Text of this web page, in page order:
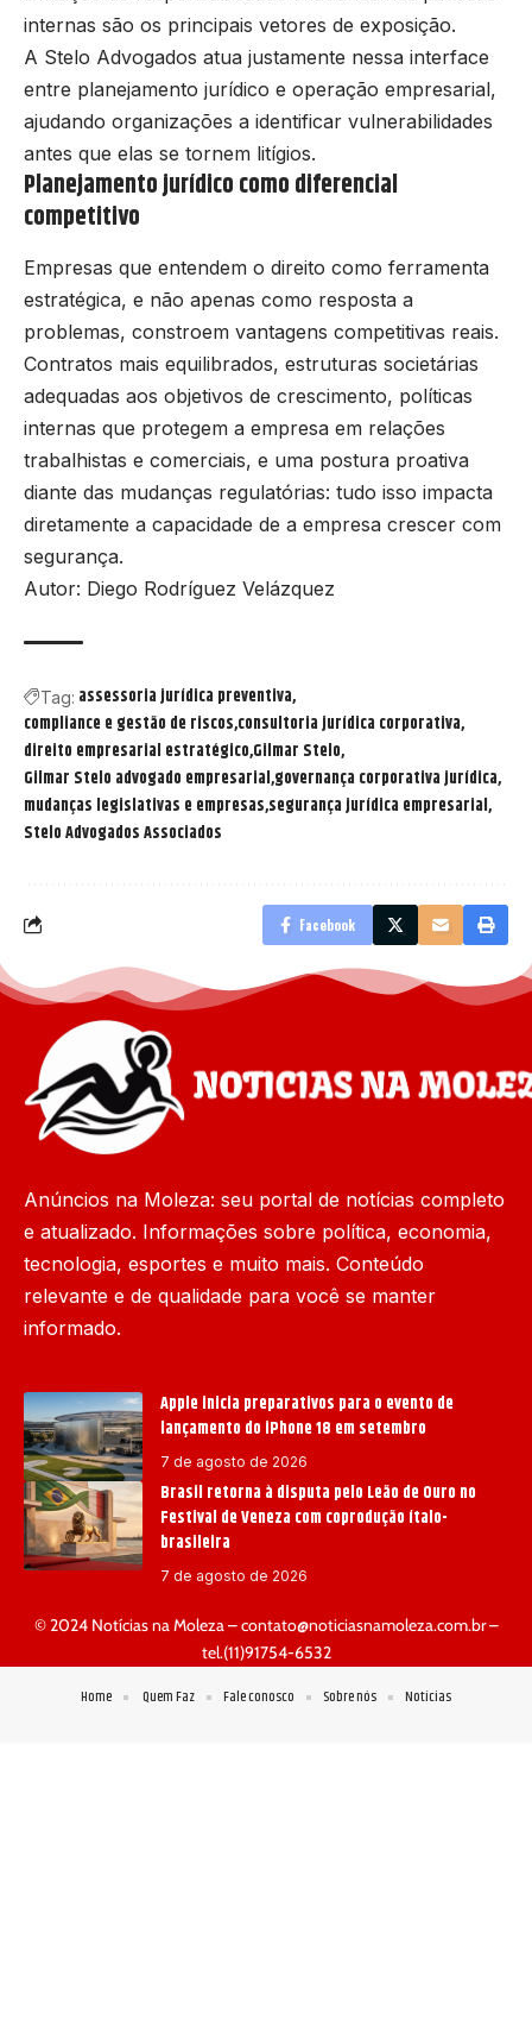
internas são os principais vetores de exposição.
A Stelo Advogados atua justamente nessa interface
entre planejamento jurídico e operação empresarial,
ajudando organizações a identificar vulnerabilidades
antes que elas se tornem litígios.
Planejamento jurídico como diferencial
competitivo
Empresas que entendem o direito como ferramenta
estratégica, e não apenas como resposta a
problemas, constroem vantagens competitivas reais.
Contratos mais equilibrados, estruturas societárias
adequadas aos objetivos de crescimento, políticas
internas que protegem a empresa em relações
trabalhistas e comerciais, e uma postura proativa
diante das mudanças regulatórias: tudo isso impacta
diretamente a capacidade de a empresa crescer com
segurança.
Autor: Diego Rodríguez Velázquez
Tag: assessoria jurídica preventiva
compliance e gestão de riscos consultoria jurídica corporativa
direito empresarial estratégico Gilmar Stelo
Gilmar Stelo advogado empresarial governança corporativa jurídica
mudanças legislativas e empresas segurança jurídica empresarial
Stelo Advogados Associados
Facebook
Anúncios na Moleza: seu portal de notícias completo
e atualizado. Informações sobre política, economia,
tecnologia, esportes e muito mais. Conteúdo
relevante e de qualidade para você se manter
informado.
Apple inicia preparativos para o evento de
lançamento do iPhone 18 em setembro
7 de agosto de 2026
Brasil retorna à disputa pelo Leão de Ouro no
Festival de Veneza com coprodução ítalo-
brasileira
7 de agosto de 2026
© 2024 Notícias na Moleza –contato@noticiasnamoleza.com.br–
tel.(11)91754-6532
Home Quem Faz Fale conosco Sobre nós Notícias